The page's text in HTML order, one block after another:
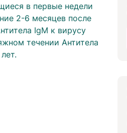
в первые недели
2-6 месяцев после
IgM к вирусу
течении Антитела